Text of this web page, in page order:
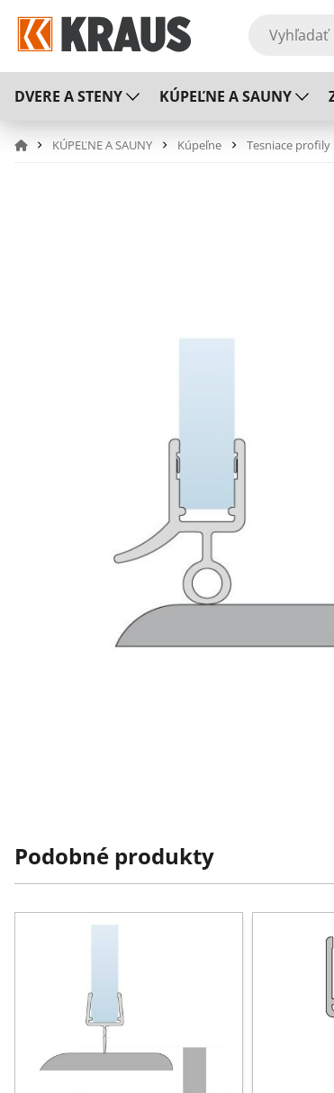
DVERE A STENY KÚPEĽNE A SAUNY
KÚPEĽNE A SAUNY Kúpeľne Tesniace profily
Podobné produkty